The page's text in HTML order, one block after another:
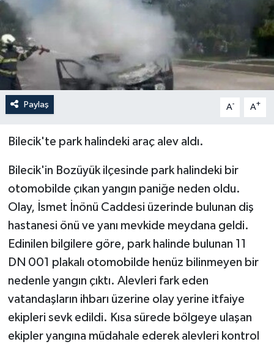
Paylaş A- A+
Bilecik'te park halindeki araç alev aldı.
Bilecik'in Bozüyük ilçesinde park halindeki bir
otomobilde çıkan yangın paniğe neden oldu.
Olay, İsmet İnönü Caddesi üzerinde bulunan diş
hastanesi önü ve yanı mevkide meydana geldi.
Edinilen bilgilere göre, park halinde bulunan 11
DN 001 plakalı otomobilde henüz bilinmeyen bir
nedenle yangın çıktı. Alevleri fark eden
vatandaşların ihbarı üzerine olay yerine itfaiye
ekipleri sevk edildi. Kısa sürede bölgeye ulaşan
ekipler yangına müdahale ederek alevleri kontrol